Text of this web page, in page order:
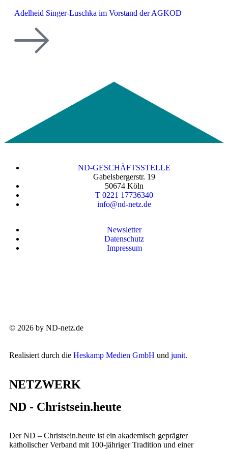
Adelheid Singer-Luschka im Vorstand der AGKOD
ND-GESCHÄFTSSTELLE
Gabelsbergerstr. 19
50674 Köln
T 0221 17736340
info@nd-netz.de
Newsletter
Datenschutz
Impressum
© 2026 by ND-netz.de
Realisiert durch die Heskamp Medien GmbH und junit.
NETZWERK
ND - Christsein.heute
Der ND – Christsein.heute ist ein akademisch geprägter
katholischer Verband mit 100-jähriger Tradition und einer